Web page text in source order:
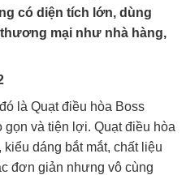
có diện tích lớn, dùng
mại như nhà hàng,
là Quạt điều hòa Boss
gọn và tiện lợi. Quạt điều hòa
dáng bắt mắt, chất liệu
đơn giản nhưng vô cùng